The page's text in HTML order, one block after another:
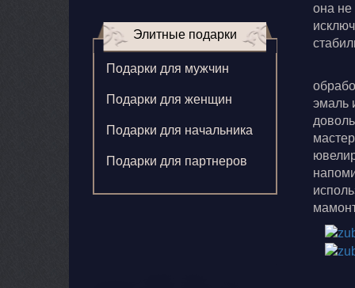
она не
эмаль
Кормилицына Е.
Корнилова В.
Элитные подарки
Подарки для мужчин
Подарки для женщин
Подарки для начальника
Подарки для партнеров